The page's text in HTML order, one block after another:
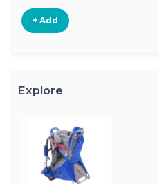
+ Add
Explore